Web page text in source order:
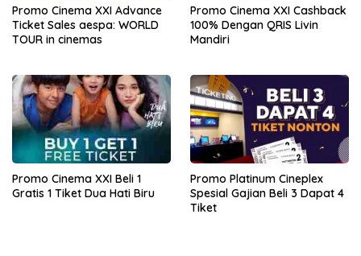
Promo Cinema XXI Advance
Ticket Sales aespa: WORLD
TOUR in cinemas
Promo Cinema XXI Cashback
100% Dengan QRIS Livin
Mandiri
Promo Cinema XXI Beli 1
Gratis 1 Tiket Dua Hati Biru
Promo Platinum Cineplex
Spesial Gajian Beli 3 Dapat 4
Tiket